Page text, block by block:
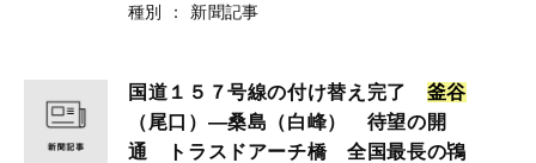
種別
： 新聞記事
国道１５７号線の付け替え完了 釜谷
（尾口）―桑島（白峰） 待望の開
通 トラスドアーチ橋 全国最長の鴇